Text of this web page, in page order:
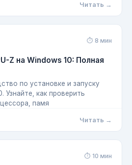
Читать →
⏱ 8 мин
Z на Windows 10: Полная
по установке и запуску
Узнайте, как проверить
памя
Читать →
⏱ 10 мин